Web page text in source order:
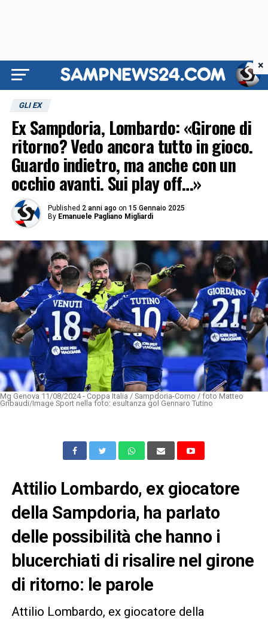
GLI EX
Ex Sampdoria, Lombardo: «Girone di
ritorno? Vedo ancora tutto in gioco.
Guardo indietro, ma anche con un
occhio avanti. Sui play off…»
Published 2 anni ago on 15 Gennaio 2025
By Emanuele Pagliano Migliardi
Mg Genova 11/08/2024 - Coppa Italia / Sampdoria-Como / foto Matteo
Gribaudi/Image Sport nella foto: esultanza gol Gennaro Tutino
Attilio Lombardo, ex giocatore
della Sampdoria, ha parlato
delle possibilità che hanno i
blucerchiati di risalire nel girone
di ritorno: le parole
Attilio Lombardo, ex giocatore della
×